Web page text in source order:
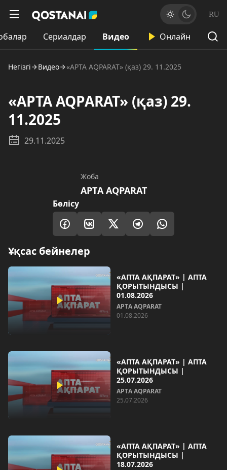
RU
Сериалдар Видео Онлайн
Негізгі Видео «APTA AQPARAT» (қаз) 29. 11.2025
«APTA AQPARAT» (қаз) 29.
11.2025
29.11.2025
Жоба
AРТA AQPARAT
Бөлісу
Ұқсас бейнелер
«АПТА АҚПАРАТ» | АПТА
ҚОРЫТЫНДЫСЫ |
01.08.2026
AРТA AQPARAT
01.08.2026
«АПТА АҚПАРАТ» | АПТА
ҚОРЫТЫНДЫСЫ |
25.07.2026
AРТA AQPARAT
25.07.2026
«АПТА АҚПАРАТ» | АПТА
ҚОРЫТЫНДЫСЫ |
18.07.2026